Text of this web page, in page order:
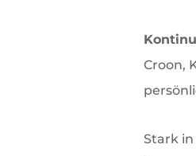
Croon,
Stark in